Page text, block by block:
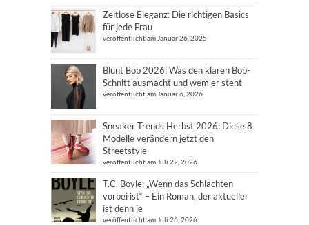
Zeitlose Eleganz: Die richtigen Basics
für jede Frau
veröffentlicht am Januar 26, 2025
Blunt Bob 2026: Was den klaren Bob-
Schnitt ausmacht und wem er steht
veröffentlicht am Januar 6, 2026
Sneaker Trends Herbst 2026: Diese 8
Modelle verändern jetzt den
Streetstyle
veröffentlicht am Juli 22, 2026
T.C. Boyle: „Wenn das Schlachten
vorbei ist“ – Ein Roman, der aktueller
ist denn je
veröffentlicht am Juli 26, 2026